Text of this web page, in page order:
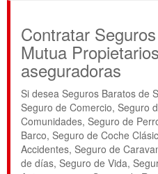
Contratar
Mutua
aseguradoras
Si desea Seguros Baratos de
Seguro de Comercio, Seguro
Comunidades, Seguro de
Barco, Seguro de Coche
Accidentes, Seguro de
de días, Seguro de Vida,